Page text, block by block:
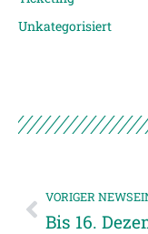
Unkategorisiert
VORIGER